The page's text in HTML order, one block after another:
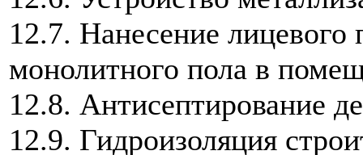
12.7. Нанесение лицевого
монолитного пола в
12.8. Антисептирование
12.9. Гидроизоляция